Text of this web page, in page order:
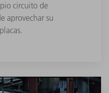
circuito de
aprovechar su